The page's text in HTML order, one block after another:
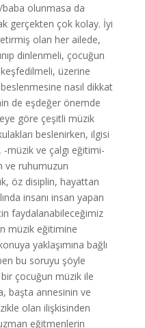
olunmasa da
gerçekten çok kolay. İyi
olan her ailede,
dinlenmeli, çocuğun
üzerine
nasıl dikkat
de eşdeğer önemde
göre çeşitli müzik
beslenirken, ilgisi
müzik ve çalgı eğitimi-
ve ruhumuzun
öz disiplin, hayattan
insanı insan yapan
faydalanabileceğimiz
müzik eğitimine
yaklaşımına bağlı
bu soruyu şöyle
çocuğun müzik ile
başta annesinin ve
olan ilişkisinden
eğitmenlerin